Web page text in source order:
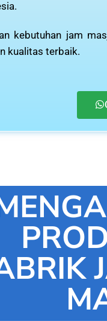
kebutuhan jam
kualitas terbaik.